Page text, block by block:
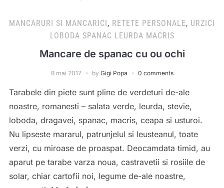
MANCARURI SI MANCARICI, RETETE PERSONALE, URZICI
LOBODA SPANAC LEURDA MACRIS
Mancare de spanac cu ou ochi
8 mai 2017 by Gigi Popa 0 comments
Tarabele din piete sunt pline de verdeturi de-ale
noastre, romanesti – salata verde, leurda, stevie,
loboda, dragavei, spanac, macris, ceapa si usturoi.
Nu lipseste mararul, patrunjelul si leusteanul, toate
verzi, cu miroase de proaspat. Deocamdata timid, au
aparut pe tarabe varza noua, castravetii si rosiile de
solar, chiar cartofii noi, legume de-ale noastre,